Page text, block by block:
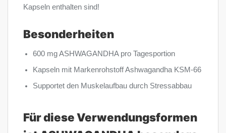
Kapseln enthalten sind!
Besonderheiten
600 mg ASHWAGANDHA pro Tagesportion
Kapseln mit Markenrohstoff Ashwagandha KSM-66
Supportet den Muskelaufbau durch Stressabbau
Für diese Verwendungsformen